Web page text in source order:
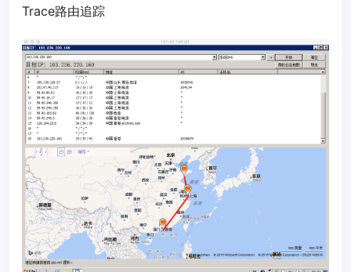
Trace路由追踪